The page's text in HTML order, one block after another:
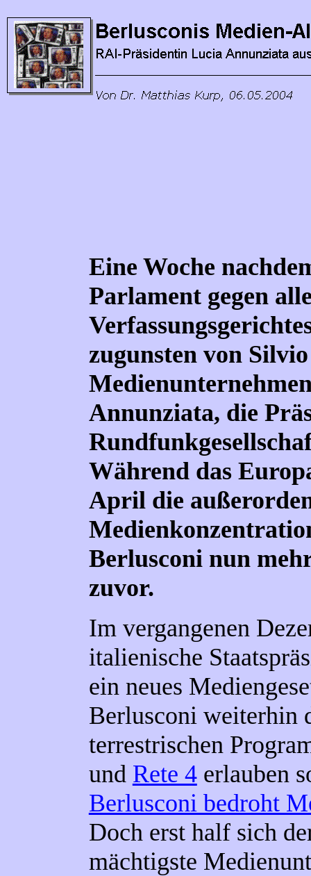
Eine Woche
Parlament gegen
zugunsten von
Annunziata, die
Während das
April die
Berlusconi nun
zuvor.
Im vergangenen
italienische
ein neues
Berlusconi weiterhin
terrestrischen
und Rete 4erlauben
Berlusconi bedroht
Doch erst half sich
mächtigste